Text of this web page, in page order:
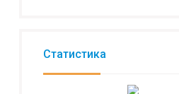
Статистика